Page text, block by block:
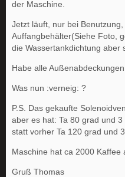
der Maschine.
Jetzt läuft, nur bei
Auffangbehälter(Siehe Foto,
die Wassertankdichtung aber
Habe alle
Was nun :verneig: ?
P.S. Das gekaufte
aber es hat: Ta 80 grad und 3
statt vorher Ta 120 grad und
Maschine hat ca 2000 Kaffee
Gruß Thomas